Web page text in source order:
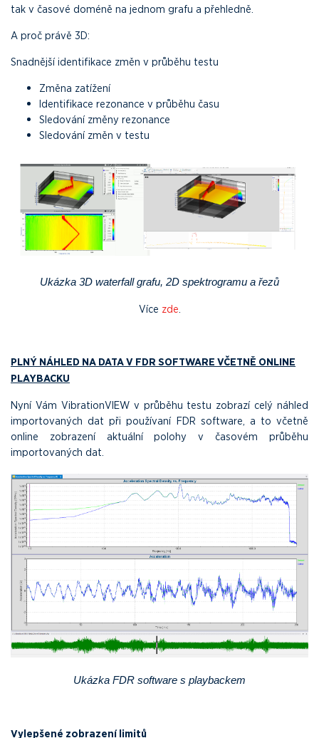
tak v časové doméně na jednom grafu a přehledně.
A proč právě 3D:
Snadnější identifikace změn v průběhu testu
Změna zatížení
Identifikace rezonance v průběhu času
Sledování změny rezonance
Sledování změn v testu
Ukázka 3D waterfall grafu, 2D spektrogramu a řezů
Více zde
PLNÝ NÁHLED NA DATA V FDR SOFTWARE VČETNĚ ONLINE
PLAYBACKU
Nyní Vám VibrationVIEW v průběhu testu zobrazí celý náhled
importovaných dat při používaní FDR software, a to včetně
online zobrazení aktuální polohy v časovém průběhu
importovaných dat.
Ukázka FDR software s playbackem
Vylepšené zobrazení limitů